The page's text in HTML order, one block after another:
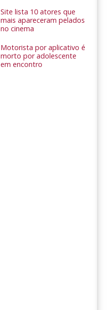
Site lista 10 atores que
mais apareceram pelados
no cinema
Motorista por aplicativo é
morto por adolescente
em encontro